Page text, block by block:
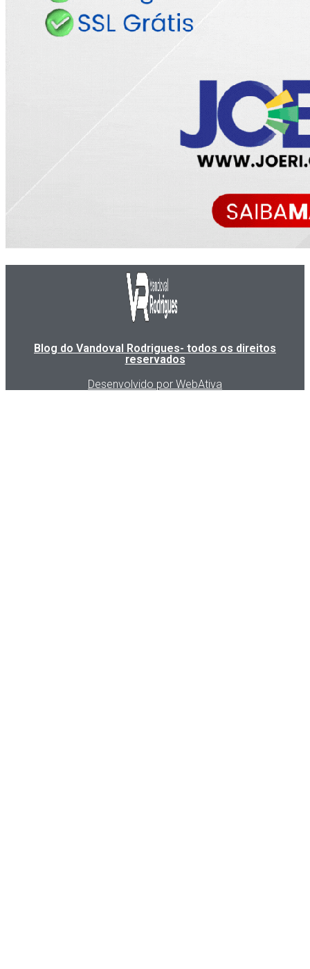
Blog do Vandoval Rodrigues- todos os direitos
reservados
Desenvolvido por WebAtiva